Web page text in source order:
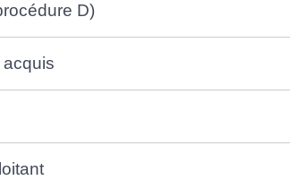
D)